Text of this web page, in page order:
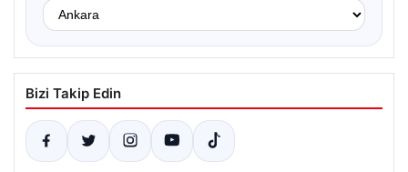
Bizi Takip Edin